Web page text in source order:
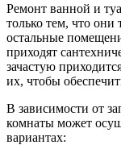
Ремонт ванной и
только тем, что они
остальные
приходят
зачастую
их, чтобы
В зависимости от
комнаты может
вариантах: